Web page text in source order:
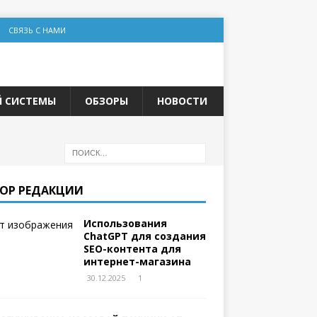
СВЯЗЬ С НАМИ
СИСТЕМЫ ОБЗОРЫ НОВОСТИ
РЕДАКЦИИ
Использования
ChatGPT для создания
SEO-контента для
интернет-магазина
30.12.2025 1